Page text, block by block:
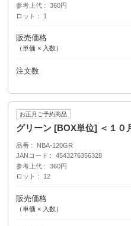
参考上代
360円
ロット
1
販売価格
（単価 × 入数）
注文数
お正月ご予約商品
グリーン [BOX単位] ＜１０
品番
NBA-120GR
JANコード
4543276356328
参考上代
360円
ロット
12
販売価格
（単価 × 入数）